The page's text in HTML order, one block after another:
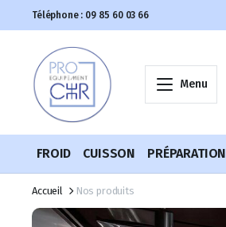
Téléphone : 09 85 60 03 66
Menu
FROID CUISSON PRÉPARATION
Accueil Nos produits